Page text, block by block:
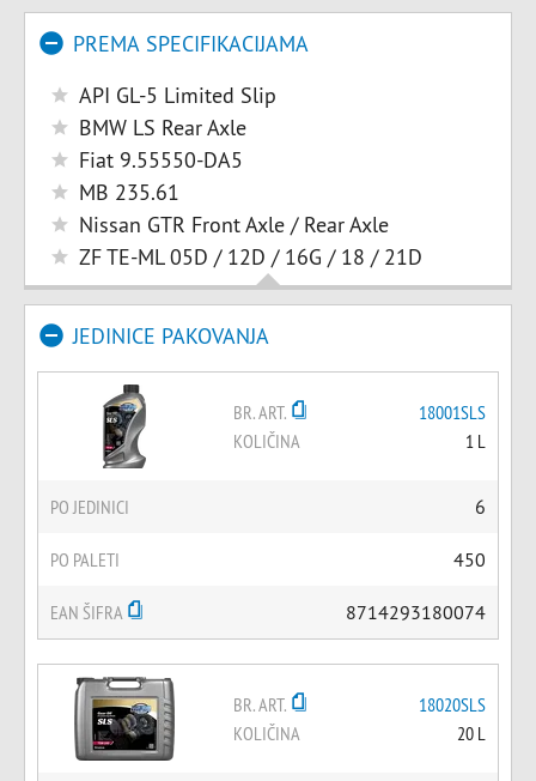
PREMA SPECIFIKACIJAMA
API GL-5 Limited Slip
BMW LS Rear Axle
Fiat 9.55550-DA5
MB 235.61
Nissan GTR Front Axle / Rear Axle
ZF TE-ML 05D / 12D / 16G / 18 / 21D
JEDINICE PAKOVANJA
BR. ART.
18001SLS
KOLIČINA
1 L
PO JEDINICI 6
PO PALETI 450
EAN ŠIFRA 8714293180074
BR. ART.
18020SLS
KOLIČINA
20 L